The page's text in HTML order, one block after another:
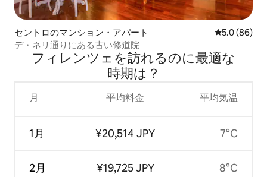
セントロのマンション・アパート レビュー86
5.0 (86)
デ・ネリ通りにある古い修道院
フィレンツェを訪⁠れ⁠るの⁠に最⁠適⁠な
時⁠期⁠は⁠？
月
1月
2月
平均料金
¥20,514 JPY
¥19,725 JPY
平均気温
7°C
8°C